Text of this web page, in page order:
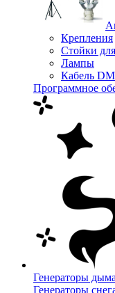
Крепления
Стойки
Лампы
Кабель
Программное
Генераторы дыма
Генераторы